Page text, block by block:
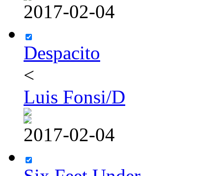
2017-02-04
Despacito
<
Luis Fonsi/D
2017-02-04